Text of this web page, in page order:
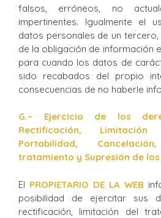
falsos, erróneos, no
impertinentes. Igualmente el
datos personales de un
de la obligación de información
para cuando los datos de
sido recabados del propio
consecuencias de no haberle
G.– Ejercicio de los
Rectificación,
Portabilidad,
tratamiento y Supresión de
El PROPIETARIO DE LA WEB
posibilidad de ejercitar sus
rectificación, limitación del